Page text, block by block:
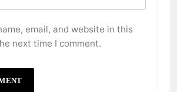
email, and website in this
next time I comment.